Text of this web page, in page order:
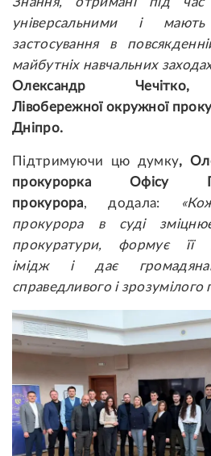
універсальними і
застосування в
майбутніх навчальних
Олександр Чечітко,
Лівобережної окружної
Дніпро.
Підтримуючи цю думку,
прокурорка Офісу
прокурора, додала:
прокурора в суді
прокуратури, формує її
імідж і дає
справедливого і зрозумілого